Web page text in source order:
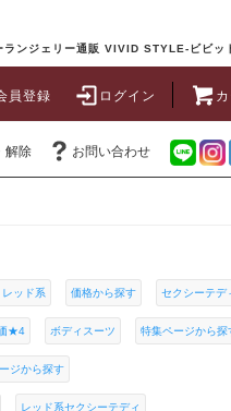
ランジェリー通販 VIVID STYLE-ビビッ
員登録 ログイン
解除 お問い合わせ
レッド系 価格から探す セクシーテデ
★4 ボディスーツ 特集ページから探
ジから探す
レッド系セクシーテディ